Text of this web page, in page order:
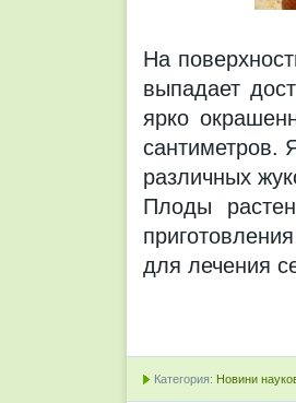
На
выпадает
ярко
сантиметров.
различных
Плоды
для лечения
Категория: Новини